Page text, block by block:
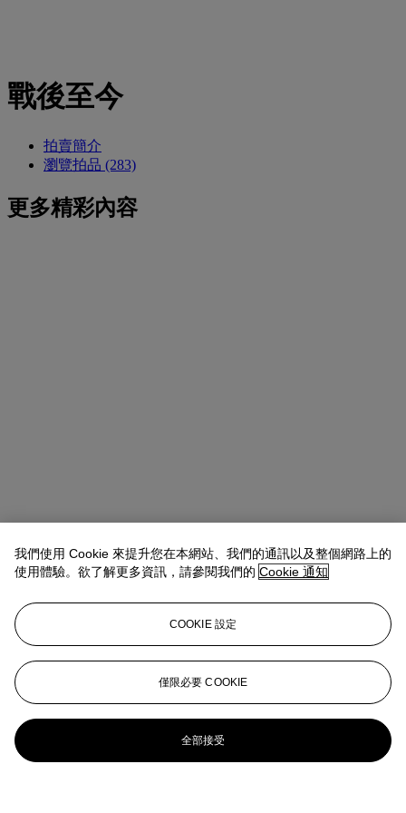
戰後至今
拍賣簡介
瀏覽拍品 (283)
更多精彩內容
我們使用 Cookie 來提升您在本網站、我們的通訊以及整個網路上的
使用體驗。欲了解更多資訊，請參閱我們的 Cookie 通知
COOKIE 設定
僅限必要 COOKIE
全部接受